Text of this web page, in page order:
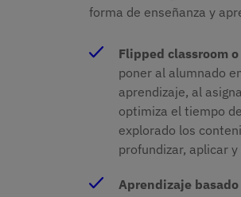
forma de enseñanza y
Flipped classroom
poner al alumnado
aprendizaje, al
optimiza el tiempo
explorado los
profundizar, aplicar
Aprendizaje